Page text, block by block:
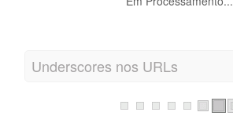
Underscores nos URLs